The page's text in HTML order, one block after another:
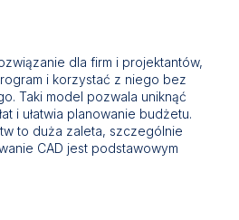
dla firm i projektantów,
i korzystać z niego bez
Taki model pozwala uniknąć
i ułatwia planowanie budżetu.
to duża zaleta, szczególnie
CAD jest podstawowym